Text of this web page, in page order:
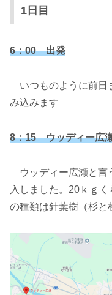
1日目
6：00 出発
いつものように前日
み込みます
8：15 ウッディー広
ウッディー広瀬と言
入しました。20ｋｇ
の種類は針葉樹（杉と